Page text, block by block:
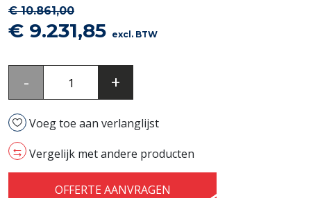
€10.861,00
Oorspronkelijke
was:
€ 10.861,00.
€ 9.231,85Huidige
is:
€ 9.231,85.
excl. BTW
-
Invoq
6
aantal
+
Voeg toe aan verlanglijst
Vergelijk met andere producten
OFFERTE AANVRAGEN